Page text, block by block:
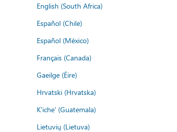
English (South Africa)
Español (Chile)
Español (México)
Français (Canada)
Gaeilge (Éire)
Hrvatski (Hrvatska)
K'iche' (Guatemala)
Lietuvių (Lietuva)